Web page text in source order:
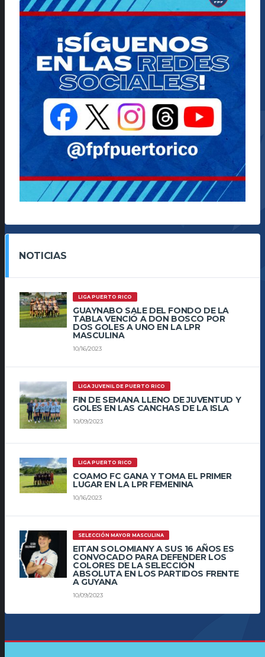
NOTICIAS
LIGA PUERTO RICO
GUAYNABO SALE DEL FONDO DE LA
TABLA VENCIÓ A DON BOSCO POR
DOS GOLES A UNO EN LA LPR
MASCULINA
10/16/2023
LIGA JUVENIL DE PUERTO RICO
FIN DE SEMANA LLENO DE JUVENTUD Y
GOLES EN LAS CANCHAS DE LA ISLA
10/09/2023
LIGA PUERTO RICO
COAMO FC GANA Y TOMA EL PRIMER
LUGAR EN LA LPR FEMENINA
10/16/2023
SELECCIÓN MAYOR MASCULINA
EITAN SOLOMIANY A SUS 16 AÑOS ES
CONVOCADO PARA DEFENDER LOS
COLORES DE LA SELECCIÓN
ABSOLUTA EN LOS PARTIDOS FRENTE
A GUYANA
10/09/2023